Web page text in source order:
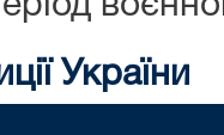
України